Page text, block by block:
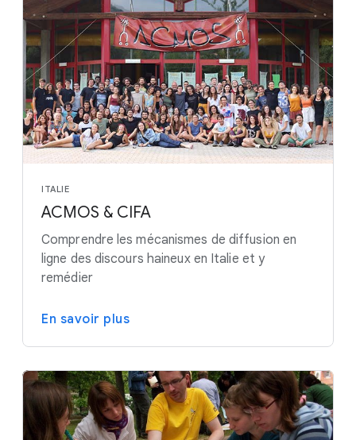
ITALIE
ACMOS & CIFA
Comprendre les mécanismes de diffusion en
ligne des discours haineux en Italie et y
remédier
En savoir plus